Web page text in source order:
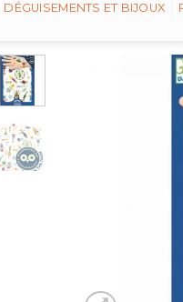
DÉGUISEMENTS ET BIJOUX